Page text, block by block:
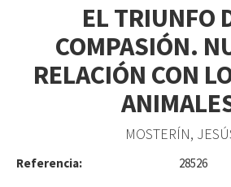
EL TRIUNFO
COMPASIÓN.
RELACIÓN CON
MOSTERÍN,
Referencia: 28526